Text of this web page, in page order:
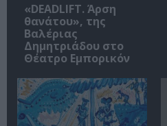
«DEADLIFT. Άρση
θανάτου», της
Βαλέριας
Δημητριάδου στο
Θέατρο Εμπορικόν